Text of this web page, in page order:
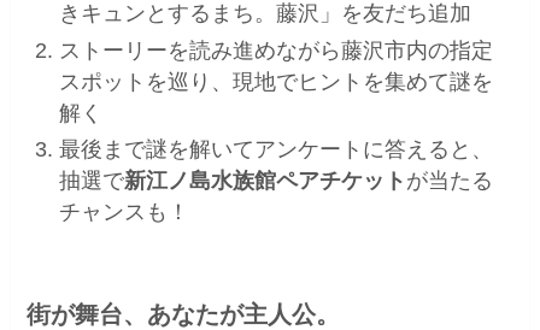
きキュンとするまち。藤沢」を友だち追加
ストーリーを読み進めながら藤沢市内の指定
スポットを巡り、現地でヒントを集めて謎を
解く
最後まで謎を解いてアンケートに答えると、
抽選で新江ノ島水族館ペアチケット が当たる
チャンスも！
街が舞台、あなたが主人公。